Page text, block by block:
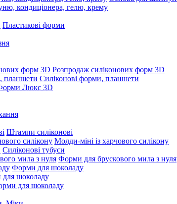
Пластикові форми
Розпродаж силіконових форм 3D
Силіконові форми, планшети
Люкс 3D
Штампи силіконові
Молди-міні із харчового силікону
Силіконові тубуси
Форми для брускового мила з нуля
Форми для шоколаду
шоколаду
для шоколаду
Міки